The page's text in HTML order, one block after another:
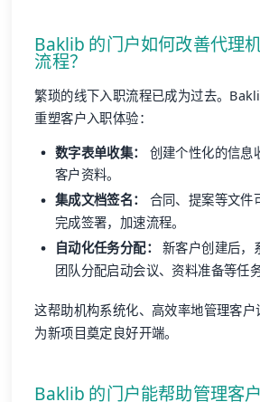
Baklib 的门户如何改善代理
流程？
繁琐的线下入职流程已成为过去。
重塑客户入职体验：
数字表单收集： 创建个性化的信息
客户资料。
集成文档签名：
合同、提案等文件
完成签署，加速流程。
自动化任务分配：
新客户创建后，
团队分配启动会议、资料准备等任务
这帮助机构系统化、高效率地管理客户
为新项目奠定良好开端。
Baklib 的门户能帮助管理客